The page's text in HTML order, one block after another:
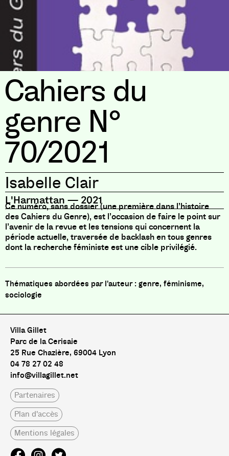
Cahiers du
genre N°
70/2021
Isabelle Clair
L'Harmattan — 2021
Ce numéro, sans dossier (une première dans l’histoire
des Cahiers du Genre), est l’occasion de faire le point sur
l’avenir de la revue et les tensions qui concernent la
période actuelle, traversée de backlash en tous genres
dont la recherche féministe est une cible privilégié.
genre, féminisme,
sociologie
Villa Gillet
Parc de la Cerisaie
25 Rue Chazière, 69004 Lyon
04 78 27 02 48
info@villagillet.net
Partenaires
Plan d'accès
Mentions légales